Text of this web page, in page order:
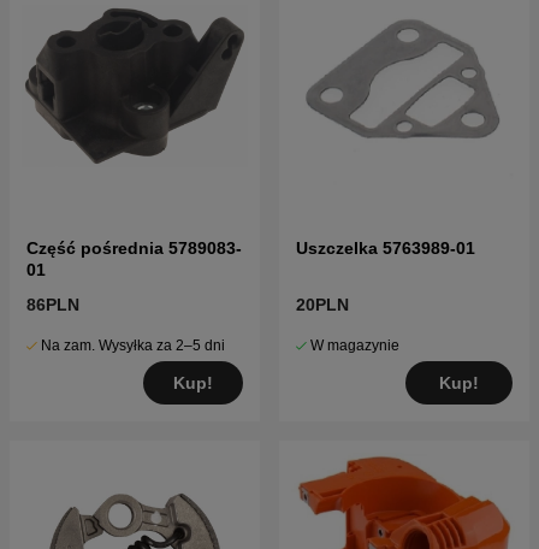
Część pośrednia 5789083-
01
86PLN
Na zam. Wysyłka za 2–5 dni
Kup!
Uszczelka 5763989-01
20PLN
W magazynie
Kup!